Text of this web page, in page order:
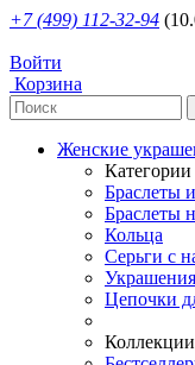
+7 (499) 112-32-94
Войти
Корзина
Женские
Категории
Браслеты
Браслеты
Кольца
Серьги с
Цепочки
Коллекции